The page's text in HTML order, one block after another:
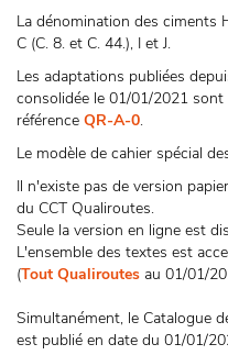
La dénomination des ciments
C (C. 8. et C. 44.), I et J.
Les adaptations publiées
consolidée le 01/01/2021
référence QR-A-0.
Le modèle de cahier spécial
Il n'existe pas de version
du CCT Qualiroutes.
Seule la version en ligne est
L'ensemble des textes est
(Tout Qualiroutes au 01/01/
Simultanément, le Catalogue
est publié en date du 01/01/